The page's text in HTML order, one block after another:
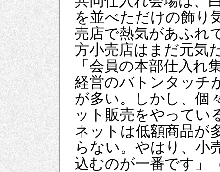
を並べただけの飾り
売店で熱気があふれ
方小売店はまだ元気
「会員の本部仕入
経営のバトンタッチ
が多い。しかし、個
ット販売をやってい
ネットは低額商品が
らない。やはり、小
込むのが一番です」